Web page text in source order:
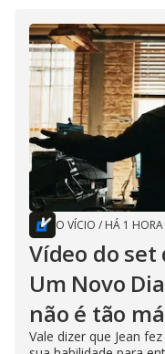
O VÍCIO / HÁ 1 HORA
Vídeo do
Um Novo
não é tão
Vale dizer que Jean